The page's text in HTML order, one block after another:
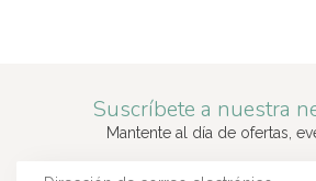
Suscríbete a nuestra
Mantente al día de ofertas,